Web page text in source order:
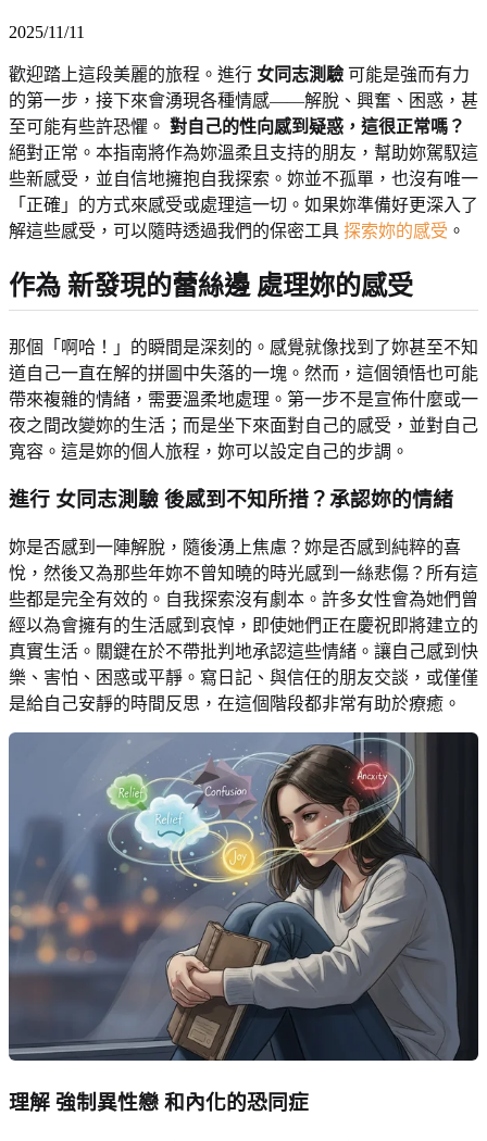
2025/11/11
歡迎踏上這段美麗的旅程。進行 女同志測驗 可能是強而有力
的第一步，接下來會湧現各種情感——解脫、興奮、困惑，甚
至可能有些許恐懼。 對自己的性向感到疑惑，這很正常嗎？
絕對正常。本指南將作為妳溫柔且支持的朋友，幫助妳駕馭這
些新感受，並自信地擁抱自我探索。妳並不孤單，也沒有唯一
「正確」的方式來感受或處理這一切。如果妳準備好更深入了
解這些感受，可以隨時透過我們的保密工具 探索妳的感受 。
作為 新發現的蕾絲邊 處理妳的感受
那個「啊哈！」的瞬間是深刻的。感覺就像找到了妳甚至不知
道自己一直在解的拼圖中失落的一塊。然而，這個領悟也可能
帶來複雜的情緒，需要溫柔地處理。第一步不是宣佈什麼或一
夜之間改變妳的生活；而是坐下來面對自己的感受，並對自己
寬容。這是妳的個人旅程，妳可以設定自己的步調。
進行 女同志測驗 後感到不知所措？承認妳的情緒
妳是否感到一陣解脫，隨後湧上焦慮？妳是否感到純粹的喜
悅，然後又為那些年妳不曾知曉的時光感到一絲悲傷？所有這
些都是完全有效的。自我探索沒有劇本。許多女性會為她們曾
經以為會擁有的生活感到哀悼，即使她們正在慶祝即將建立的
真實生活。關鍵在於不帶批判地承認這些情緒。讓自己感到快
樂、害怕、困惑或平靜。寫日記、與信任的朋友交談，或僅僅
是給自己安靜的時間反思，在這個階段都非常有助於療癒。
理解 強制異性戀 和內化的恐同症